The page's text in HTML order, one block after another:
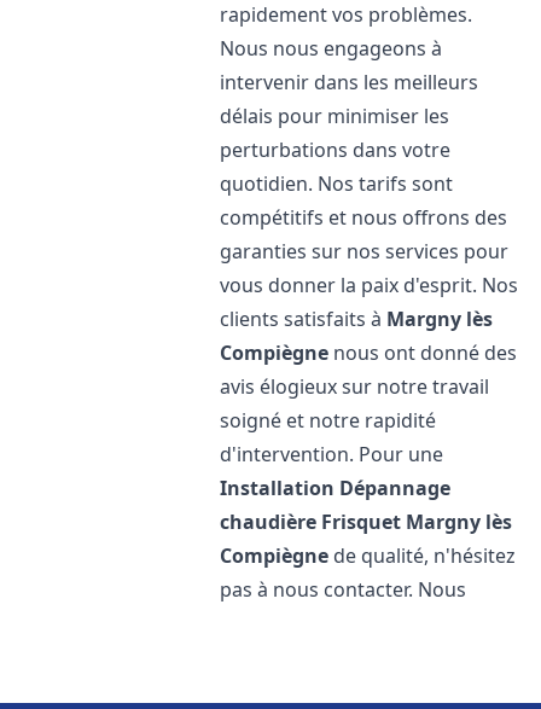
rapidement vos problèmes.
Nous nous engageons à
intervenir dans les meilleurs
délais pour minimiser les
perturbations dans votre
quotidien. Nos tarifs sont
compétitifs et nous offrons des
garanties sur nos services pour
vous donner la paix d'esprit. Nos
clients satisfaits à Margny lès
Compiègne nous ont donné des
avis élogieux sur notre travail
soigné et notre rapidité
d'intervention. Pour une
Installation Dépannage
chaudière Frisquet Margny lès
Compiègne de qualité, n'hésitez
pas à nous contacter. Nous